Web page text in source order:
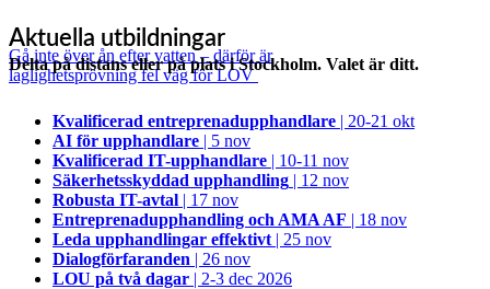
Gå inte över ån efter vatten – därför är
laglighetsprövning fel väg för LOV
Aktuella utbildningar
Delta på distans eller på plats i Stockholm. Valet är ditt.
Kvalificerad entreprenad­upphandlare | 20-21 okt
AI för upphandlare | 5 nov
Kvalificerad IT-upphandlare | 10-11 nov
Säkerhetsskyddad upphandling | 12 nov
Robusta IT-avtal | 17 nov
Entreprenadupphandling och AMA AF | 18 nov
Leda upphandlingar effektivt | 25 nov
Dialogförfaranden | 26 nov
LOU på två dagar | 2-3 dec 2026